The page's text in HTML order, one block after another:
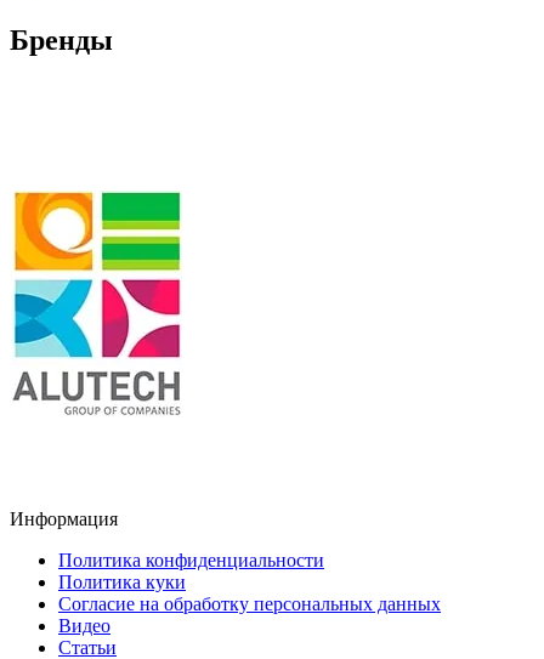
Бренды
Информация
Политика конфиденциальности
Политика куки
Согласие на обработку персональных данных
Видео
Статьи